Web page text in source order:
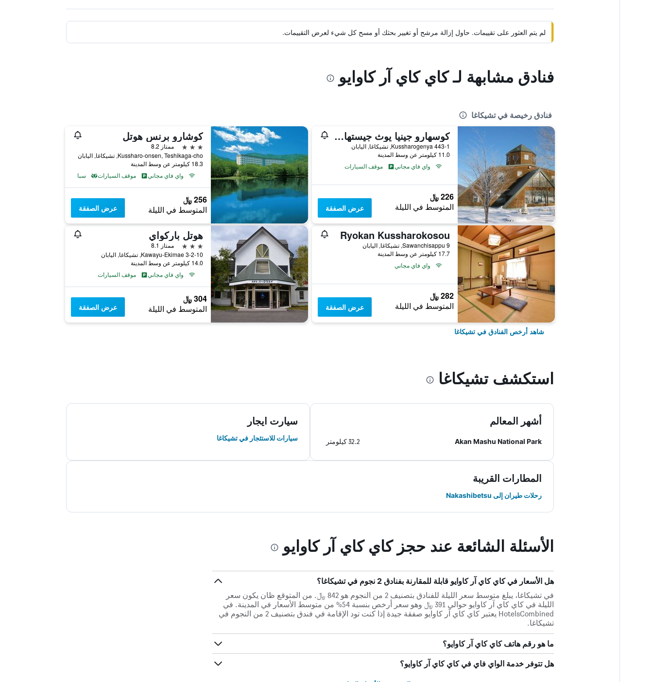
لم يتم العثور على تقييمات. حاول إزالة مرشح أو تغيير بحثك أو مسح كل شيء لعرض التقييمات.
فنادق مشابهة لـ كاي كاي آر كاوايو
فنادق رخيصة في تشيكاغا
كوسهارو جينيا يوث جيستهاوس – هوستل
Kussharogenya 443-1, تشيكاغا, اليابان
11.0 كيلومتر عن وسط المدينة
واي فاي مجاني
موقف السيارات
226 ﷼
المتوسط في الليلة عرض الصفقة
كوشارو برنس هوتل
3 نجوم
ممتاز 8.2
Kussharo-onsen, Teshikaga-cho, تشيكاغا, اليابان
18.3 كيلومتر عن وسط المدينة
واي فاي مجاني
موقف السيارات سبا
256 ﷼
المتوسط في الليلة عرض الصفقة
Ryokan Kussharokosou
9 Sawanchisappu, تشيكاغا, اليابان
17.7 كيلومتر عن وسط المدينة
واي فاي مجاني
282 ﷼
المتوسط في الليلة عرض الصفقة
هوتل باركواي
3 نجوم
ممتاز 8.1
Kawayu-Ekimae 3-2-10, تشيكاغا, اليابان
14.0 كيلومتر عن وسط المدينة
واي فاي مجاني
موقف السيارات
304 ﷼
المتوسط في الليلة عرض الصفقة
شاهد أرخص الفنادق في تشيكاغا
استكشف تشيكاغا
أشهر المعالم
Akan Mashu National Park 32.2 كيلومتر
سيارت ايجار
سيارات للاستئجار في تشيكاغا
المطارات القريبة
رحلات طيران إلى Nakashibetsu
الأسئلة الشائعة عند حجز كاي كاي آر كاوايو
هل الأسعار في كاي كاي آر كاوايو قابلة للمقارنة بفنادق 2 نجوم في تشيكاغا؟
في تشيكاغا، يبلغ متوسط ​​سعر الليلة للفنادق بتصنيف 2 من النجوم هو 842 ﷼. من المتوقع ظان يكون سعر
الليلة في كاي كاي آر كاوايو حوالي 391 ﷼ وهو سعر أرخص بنسبة 54% من متوسط الأسعار في المدينة. في
HotelsCombined يعتبر كاي كاي آر كاوايو صفقة جيدة إذا كنت تود الإقامة في فندق بتصنيف 2 من النجوم في
تشيكاغا.
ما هو رقم هاتف كاي كاي آر كاوايو؟
هل تتوفر خدمة الواي فاي في كاي كاي آر كاوايو؟